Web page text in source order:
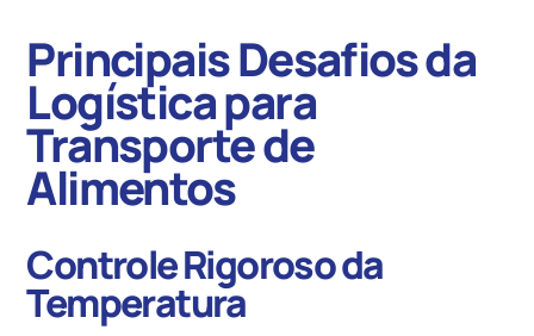
Principais Desafios da
Logística para
Transporte de
Alimentos
Controle Rigoroso da
Temperatura